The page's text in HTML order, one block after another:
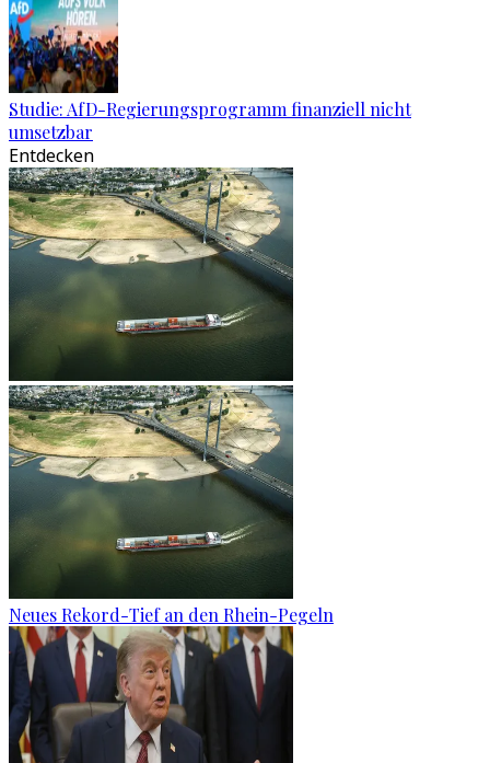
Studie: AfD-Regierungsprogramm finanziell nicht
umsetzbar
Entdecken
Neues Rekord-Tief an den Rhein-Pegeln